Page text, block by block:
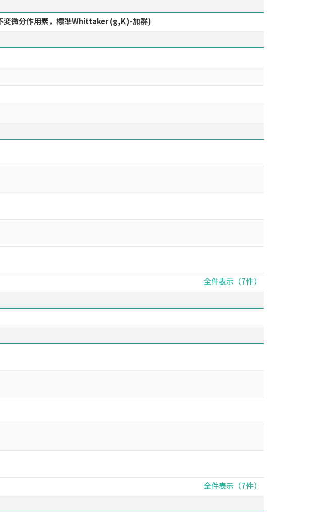
変微分作用素，標準Whittaker (g,K)-加群)
全件表示（7件）
全件表示（7件）